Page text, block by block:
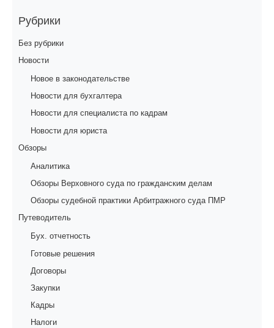
Рубрики
Без рубрики
Новости
Новое в законодательстве
Новости для бухгалтера
Новости для специалиста по кадрам
Новости для юриста
Обзоры
Аналитика
Обзоры Верховного суда по гражданским делам
Обзоры судебной практики Арбитражного суда ПМР
Путеводитель
Бух. отчетность
Готовые решения
Договоры
Закупки
Кадры
Налоги